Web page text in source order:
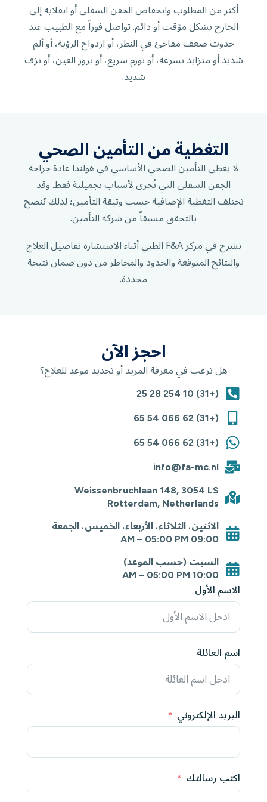
أكثر من المطلوب وانخفاض الجفن السفلي أو انقلابه إلى
الخارج بشكل مؤقت أو دائم. تواصل فوراً مع الطبيب عند
حدوث ضعف مفاجئ في النظر، أو ازدواج الرؤية، أو ألم
شديد أو متزايد بسرعة، أو تورم سريع، أو بروز العين، أو نزف
شديد.
التغطية من التأمين الصحي
لا يغطي التأمين الصحي الأساسي في هولندا عادة جراحة
الجفن السفلي التي تُجرى لأسباب تجميلية فقط. وقد
تختلف التغطية الإضافية حسب وثيقة التأمين؛ لذلك يُنصح
بالتحقق مسبقاً من شركة التأمين.
نشرح في مركز F&A الطبي أثناء الاستشارة تفاصيل العلاج
والنتائج المتوقعة والحدود والمخاطر من دون ضمان نتيجة
محددة.
احجز الآن
هل ترغب في معرفة المزيد أو تحديد موعد للعلاج؟
(+31) 10 254 28 25
(+31) 62 066 54 65
(+31) 62 066 54 65
info@fa-mc.nl
Weissenbruchlaan 148, 3054 LS
Rotterdam, Netherlands
الاثنين، الثلاثاء، الأربعاء، الخميس، الجمعة
09:00 AM – 05:00 PM
السبت (حسب الموعد)
10:00 AM – 05:00 PM
الاسم الأول
اسم العائلة
البريد الإلكتروني
اكتب رسالتك